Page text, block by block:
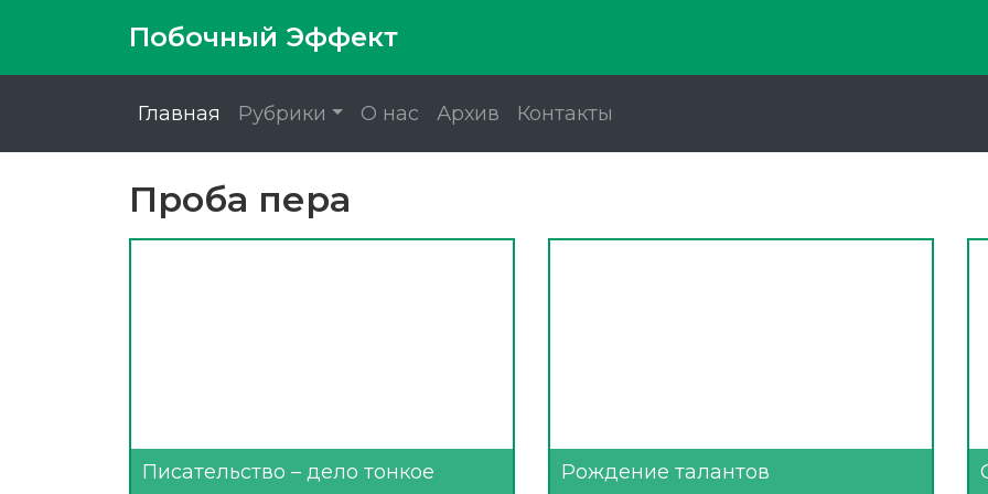
Побочный Эффект
Главная Рубрики О нас Архив Контакты
Проба пера
Писательство – дело тонкое Рождение талантов